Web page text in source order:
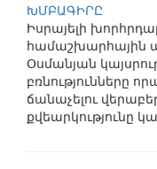
ԽՄԲԱԳԻՐԸ
Իսրայելի
համաշխարհային
Օսմանյան
բռնությունները
ճանաչելու
քվեարկությունը